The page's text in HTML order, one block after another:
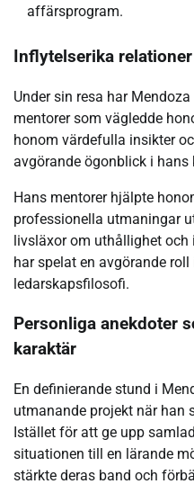
affärsprogram.
Inflytelserika
Under sin resa har
mentorer som vägledde
honom värdefulla insikter
avgörande ögonblick i hans
Hans mentorer hjälpte
professionella utmaningar
livsläxor om uthållighet och
har spelat en avgörande
ledarskapsfilosofi.
Personliga anekdoter
karaktär
En definierande stund i
utmanande projekt när han
Istället för att ge upp
situationen till en lärande
stärkte deras band och